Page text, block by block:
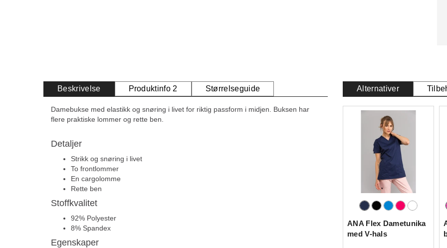
Beskrivelse Produktinfo 2 Størrelseguide
Damebukse med elastikk og snøring i livet for riktig passform i midjen. Buksen har
flere praktiske lommer og rette ben.
Detaljer
Strikk og snøring i livet
To frontlommer
En cargolomme
Rette ben
Stoffkvalitet
92% Polyester
8% Spandex
Egenskaper
Alternativer
ANA Flex Dametunika
med V-hals